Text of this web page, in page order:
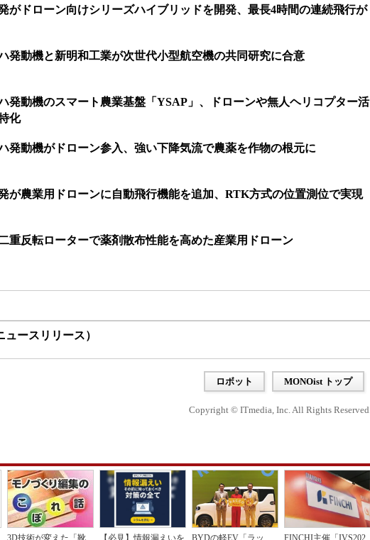
がドローン向けシリーズハイブリッドを開発、最長4時間の連続飛行が
発動機と新明和工業が次世代小型航空機の共同研究に合意
発動機のスマート農業基盤「YSAP」、ドローンや無人ヘリコプター活
化
発動機がドローン参入、強い下降気流で農薬を作物の根元に
が農業用ドローンに自動飛行機能を追加、RTK方式の位置測位で実現
二重反転ローターで薬剤散布性能を高めた産業用ドローン
ースリリース）
ロボット MONOist トップ
Copyright © ITmedia, Inc. All Rights Reserved.
3D技術が変えた「靴 【必見】情報漏えいを BYDの軽EV「ラッ FINCHI主催「IVS202